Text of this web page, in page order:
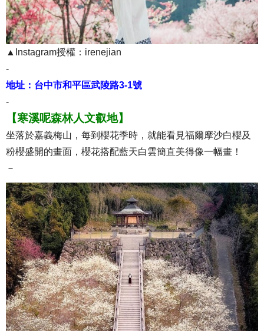
▲Instagram授權：irenejian
-
地址：台中市和平區武陵路3-1號
-
【寒溪呢森林人文叡地】
坐落於嘉義梅山，每到櫻花季時，就能看見福爾摩沙白櫻及
粉櫻盛開的畫面，櫻花搭配藍天白雲簡直美得像一幅畫！
－